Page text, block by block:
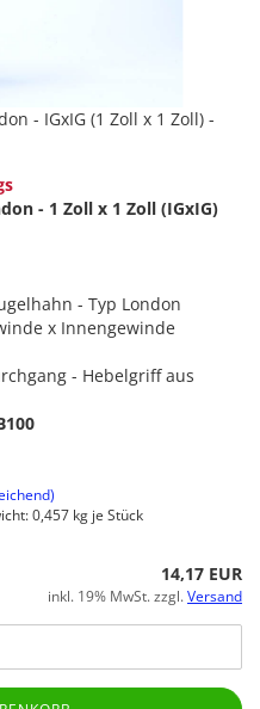
- IGxIG (1 Zoll x 1 Zoll) -
- 1 Zoll x 1 Zoll (IGxIG)
- Typ London
x Innengewinde
- Hebelgriff aus
0,457 kg je Stück
14,17 EUR
inkl. 19% MwSt. zzgl.Versand